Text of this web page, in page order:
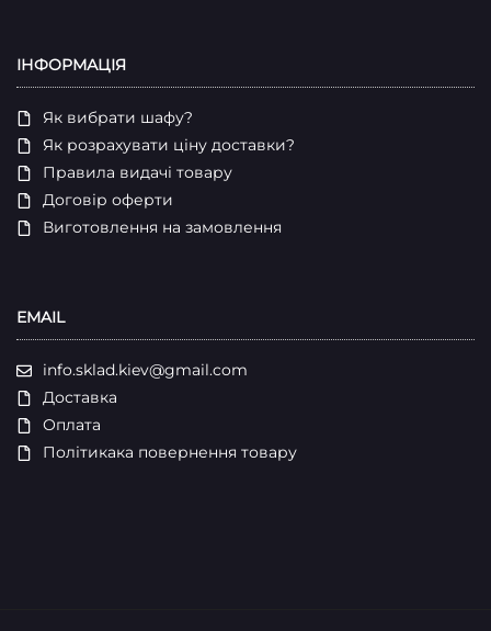
ІНФОРМАЦІЯ
Як вибрати шафу?
Як розрахувати ціну доставки?
Правила видачі товару
Договір оферти
Виготовлення на замовлення
EMAIL
info.sklad.kiev@gmail.com
Доставка
Оплата
Політикака повернення товару